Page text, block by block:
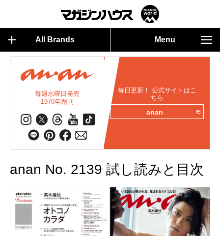
All Brands Menu
毎週水曜日発売
1970年創刊
毎日更新！ 公式サイトはこ
ちら
anan
anan No. 2139 試し読みと目次